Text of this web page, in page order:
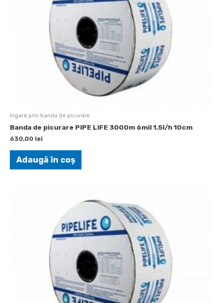
Irigare prin banda de picurare
Banda de picurare PIPE LIFE 3000m 6mil 1.5l/h 10cm
630,00 lei
Adaugă în coș